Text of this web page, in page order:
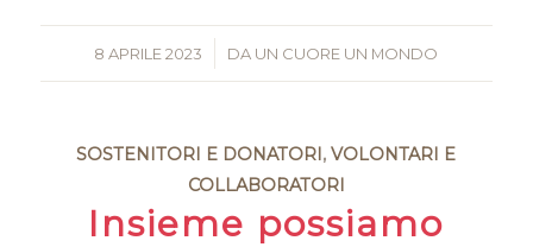
8 APRILE 2023
/ DA UN CUORE UN MONDO
SOSTENITORI E DONATORI,VOLONTARI E
COLLABORATORI
Insieme possiamo